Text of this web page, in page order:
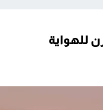
للهواية